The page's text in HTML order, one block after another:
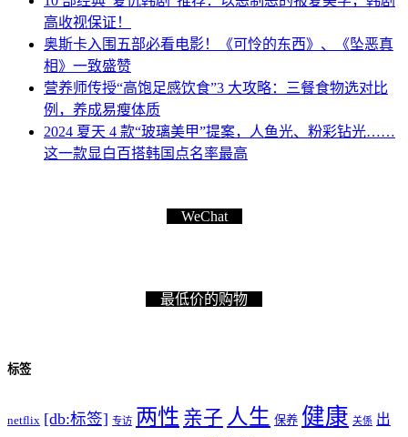
高收视保证！
奥斯卡入围五部必看电影！《可怜的东西》、《坠恶真
相》一致盛赞
营养师传授“高饱足感饮食”3 大攻略：三餐食物选对比
例，养成易瘦体质
2024 夏天 4 款“玻璃美甲”提案，人鱼光、粉彩钻光……
这一款显白百搭韩国点名率最高
WeChat
最低价的购物
标签
netflix [db:标签] 专访 两性 亲子 人生 保养 健康 关係 出